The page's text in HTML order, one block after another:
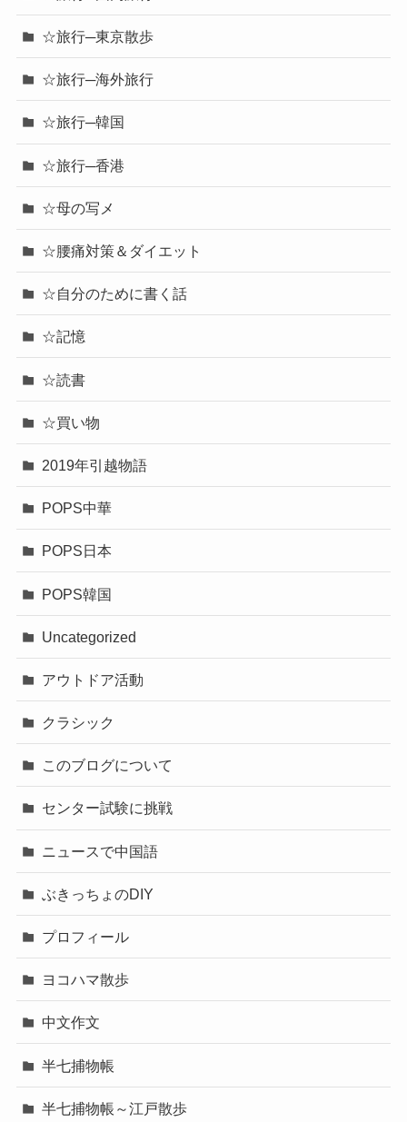
☆旅行─東京散歩
☆旅行─海外旅行
☆旅行─韓国
☆旅行─香港
☆母の写メ
☆腰痛対策＆ダイエット
☆自分のために書く話
☆記憶
☆読書
☆買い物
2019年引越物語
POPS中華
POPS日本
POPS韓国
Uncategorized
アウトドア活動
クラシック
このブログについて
センター試験に挑戦
ニュースで中国語
ぶきっちょのDIY
プロフィール
ヨコハマ散歩
中文作文
半七捕物帳
半七捕物帳～江戸散歩